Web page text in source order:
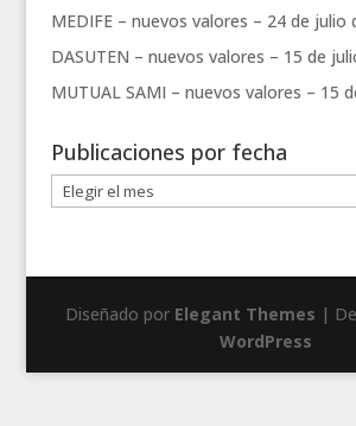
MEDIFE – nuevos valores – 24 de julio
DASUTEN – nuevos valores – 15 de
MUTUAL SAMI – nuevos valores – 15
Publicaciones por fecha
Publicaciones
por
Diseñado por Elegant Themes |
WordPress